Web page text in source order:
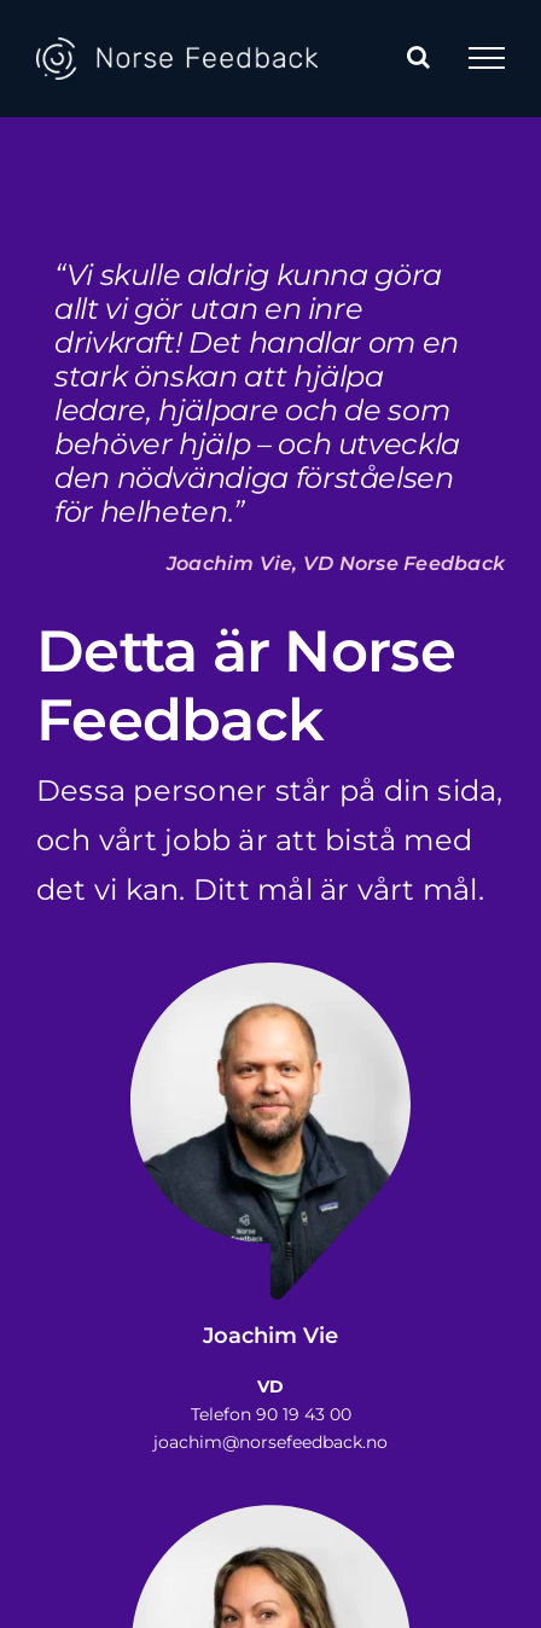
content
“Vi skulle aldrig kunna göra
allt vi gör utan en inre
drivkraft! Det handlar om en
stark önskan att hjälpa
ledare, hjälpare och de som
behöver hjälp – och utveckla
den nödvändiga förståelsen
för helheten.”
Joachim Vie, VD Norse Feedback
Detta är Norse
Feedback
Dessa personer står på din sida,
och vårt jobb är att bistå med
det vi kan. Ditt mål är vårt mål.
Joachim Vie
VD
Telefon 90 19 43 00
joachim@norsefeedback.no